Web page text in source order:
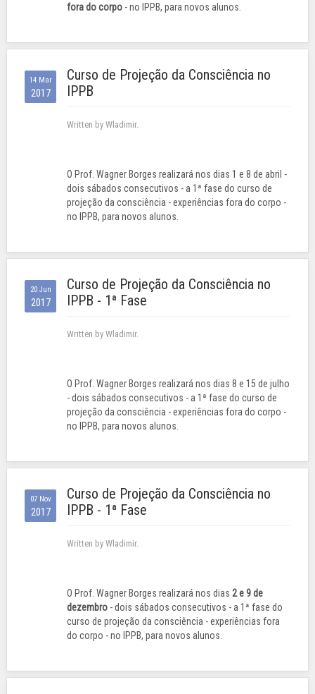
fora do corpo - no IPPB, para novos alunos.
14 Mar
2017
Curso de Projeção da Consciência no
IPPB
Written by Wladimir.
O Prof. Wagner Borges realizará nos dias 1 e 8 de abril -
dois sábados consecutivos - a 1ª fase do curso de
projeção da consciência - experiências fora do corpo -
no IPPB, para novos alunos.
20 Jun
2017
Curso de Projeção da Consciência no
IPPB - 1ª Fase
Written by Wladimir.
O Prof. Wagner Borges realizará nos dias 8 e 15 de julho
- dois sábados consecutivos - a 1ª fase do curso de
projeção da consciência - experiências fora do corpo -
no IPPB, para novos alunos.
07 Nov
2017
Curso de Projeção da Consciência no
IPPB - 1ª Fase
Written by Wladimir.
O Prof. Wagner Borges realizará nos dias 2 e 9 de
dezembro - dois sábados consecutivos - a 1ª fase do
curso de projeção da consciência - experiências fora
do corpo - no IPPB, para novos alunos.